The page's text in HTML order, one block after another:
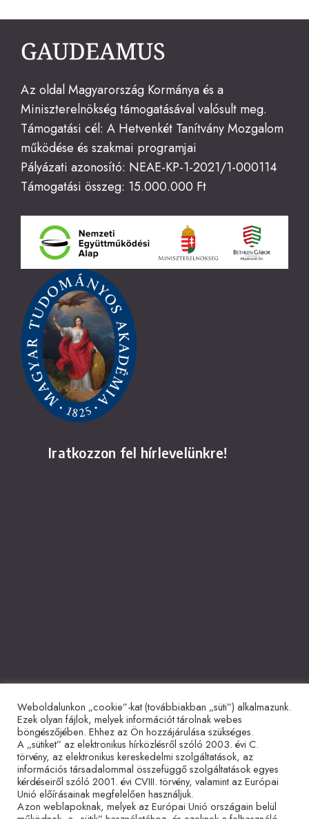
Az oldal Magyarország Kormánya és a
Miniszterelnökség támogatásával valósult meg.
Támogatási cél: A Hetvenkét Tanítvány Mozgalom
működése és szakmai programjai
Pályázati azonosító: NEAE-KP-1-2021/1-000114
Támogatási összeg: 15.000.000 Ft
Iratkozzon fel hírlevelünkre!
Együttműködő partnerek
Weboldalunkon „cookie”-kat (továbbiakban „süti”) alkalmazunk.
Ezek olyan fájlok, melyek információt tárolnak webes
böngészőjében. Ehhez az Ön hozzájárulása szükséges.
A „sütiket” az elektronikus hírközlésről szóló 2003. évi C.
törvény, az elektronikus kereskedelmi szolgáltatások, az
információs társadalommal összefüggő szolgáltatások egyes
kérdéseiről szóló 2001. évi CVIII. törvény, valamint az Európai
Unió előírásainak megfelelően használjuk.
Azon weblapoknak, melyek az Európai Unió országain belül